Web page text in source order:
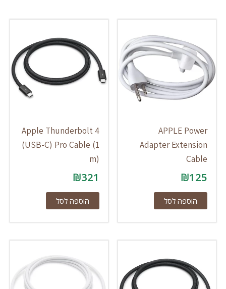
APPLE Power
Adapter Extension
Cable
₪125
הוספה לסל
Apple Thunderbolt 4
(USB-C) Pro Cable (1
m)
₪321
הוספה לסל